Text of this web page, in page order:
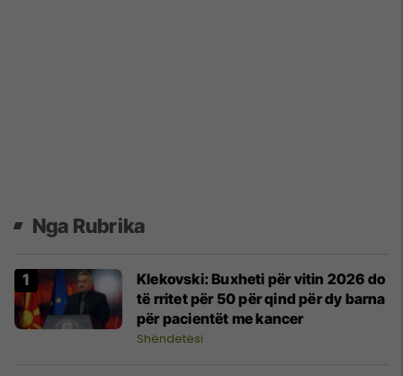
Nga Rubrika
Klekovski: Buxheti për vitin 2026 do
të rritet për 50 për qind për dy barna
për pacientët me kancer
Shëndetësi